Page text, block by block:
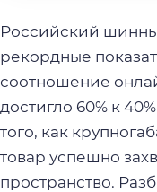
Российский
рекордные
соотношение
достигло 60% к
того, как
товар успешно
пространство.